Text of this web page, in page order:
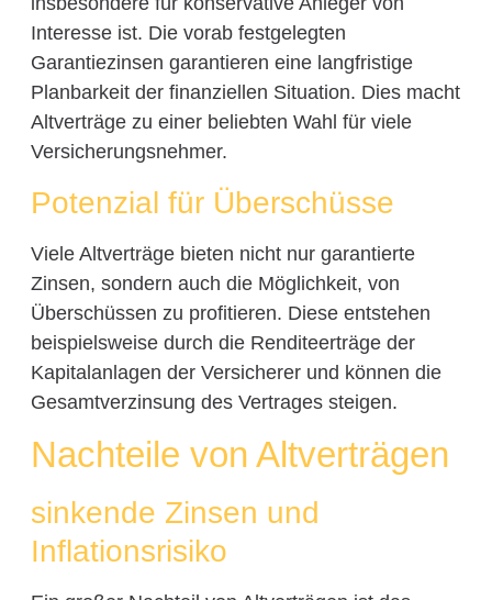
Interesse ist. Die vorab festgelegten
Garantiezinsen garantieren eine langfristige
Planbarkeit der finanziellen Situation. Dies macht
Altverträge zu einer beliebten Wahl für viele
Versicherungsnehmer.
Potenzial für Überschüsse
Viele Altverträge bieten nicht nur garantierte
Zinsen, sondern auch die Möglichkeit, von
Überschüssen zu profitieren. Diese entstehen
beispielsweise durch die Renditeerträge der
Kapitalanlagen der Versicherer und können die
Gesamtverzinsung des Vertrages steigen.
Nachteile von Altverträgen
sinkende Zinsen und
Inflationsrisiko